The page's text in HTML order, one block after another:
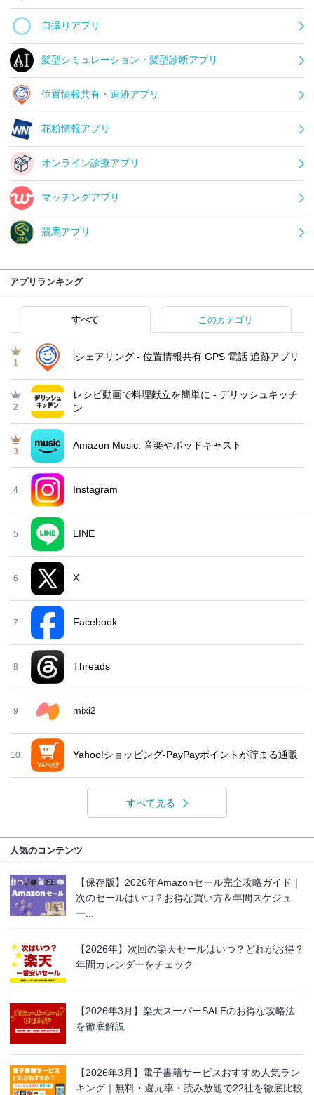
自撮りアプリ
髪型シミュレーション・髪型診断アプリ
位置情報共有・追跡アプリ
花粉情報アプリ
オンライン診療アプリ
マッチングアプリ
競馬アプリ
アプリランキング
すべて このカテゴリ
1
iシェアリング - 位置情報共有 GPS 電話 追跡アプリ
2
レシピ動画で料理献立を簡単‪に - デリッシュキッチ
ン
3
Amazon Music: 音楽やポッドキャスト
4 Instagram
5 LINE
6 X
7 Facebook
8 Threads
9 mixi2
10 Yahoo!ショッピング-PayPayポイントが貯まる通販
すべて見る
人気のコンテンツ
【保存版】2026年Amazonセール完全攻略ガイド｜
次のセールはいつ？お得な買い方＆年間スケジュ
ー...
【2026年】次回の楽天セールはいつ？どれがお得？
年間カレンダーをチェック
【2026年3月】楽天スーパーSALEのお得な攻略法
を徹底解説
【2026年3月】電子書籍サービスおすすめ人気ラン
キング｜無料・還元率・読み放題で22社を徹底比較